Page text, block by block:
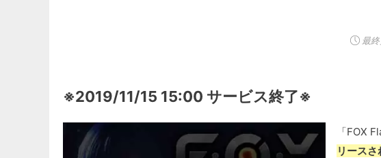
最
※2019/11/15 15:00 サービス終了※
「FOX
リース